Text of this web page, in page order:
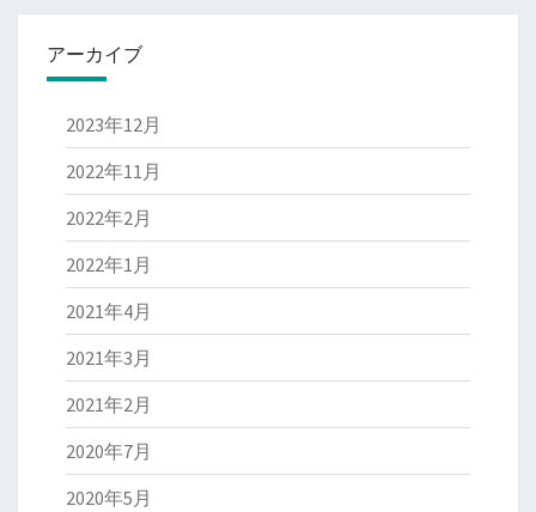
アーカイブ
2023年12月
2022年11月
2022年2月
2022年1月
2021年4月
2021年3月
2021年2月
2020年7月
2020年5月